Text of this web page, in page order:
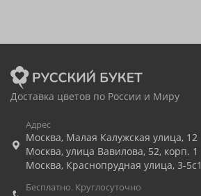
Доставка цветов по России и Миру
Адрес
Москва, Малая Калужская улица, 12
Москва, улица Вавилова, 52, корп. 1
Москва, Краснопрудная улица, 3-5с1
Бесплатно. Круглосуточно